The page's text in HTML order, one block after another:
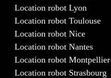
Location robot Lyon
Location robot Toulouse
Location robot Nice
Location robot Nantes
Location robot Montpellier
Location robot Strasbourg